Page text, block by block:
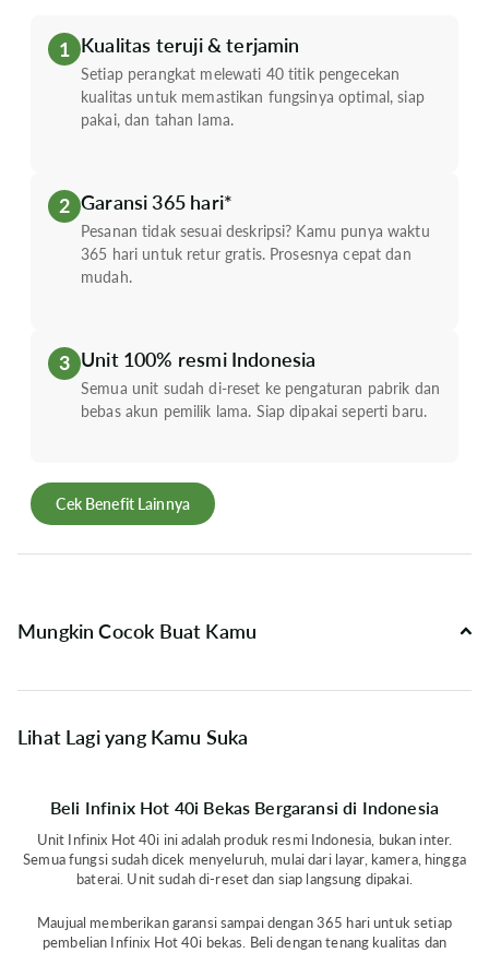
1 Kualitas teruji & terjamin
Setiap perangkat melewati 40 titik pengecekan
kualitas untuk memastikan fungsinya optimal, siap
pakai, dan tahan lama.
2 Garansi 365 hari*
Pesanan tidak sesuai deskripsi? Kamu punya waktu
365 hari untuk retur gratis. Prosesnya cepat dan
mudah.
3 Unit 100% resmi Indonesia
Semua unit sudah di-reset ke pengaturan pabrik dan
bebas akun pemilik lama. Siap dipakai seperti baru.
Cek Benefit Lainnya
Mungkin Cocok Buat Kamu
Lihat Lagi yang Kamu Suka
Beli Infinix Hot 40i Bekas Bergaransi di Indonesia
Unit Infinix Hot 40i ini adalah produk resmi Indonesia, bukan inter.
Semua fungsi sudah dicek menyeluruh, mulai dari layar, kamera, hingga
baterai. Unit sudah di-reset dan siap langsung dipakai.
Maujual memberikan garansi sampai dengan 365 hari untuk setiap
pembelian Infinix Hot 40i bekas. Beli dengan tenang kualitas dan